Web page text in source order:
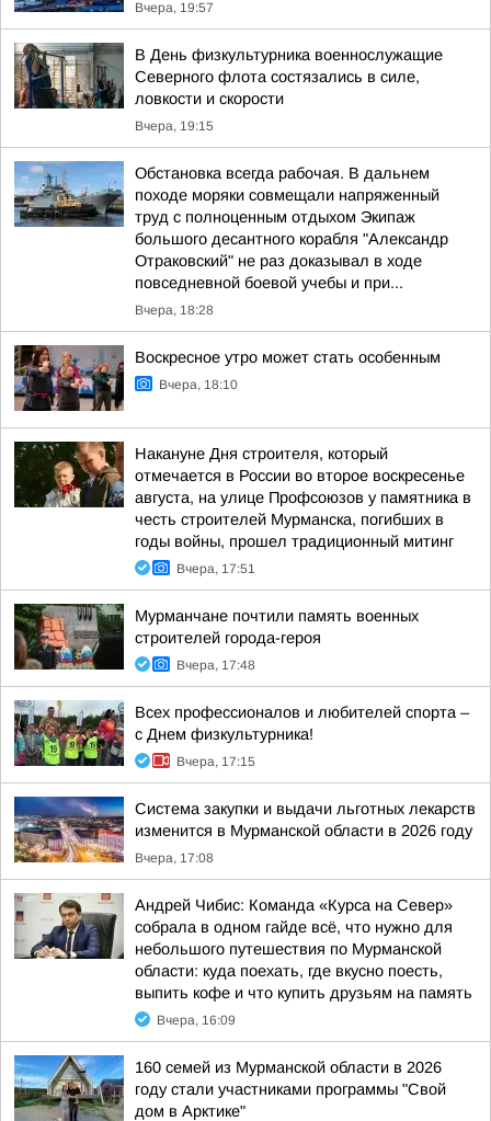
Вчера, 19:57
В День физкультурника военнослужащие
Северного флота состязались в силе,
ловкости и скорости
Вчера, 19:15
Обстановка всегда рабочая. В дальнем
походе моряки совмещали напряженный
труд с полноценным отдыхом Экипаж
большого десантного корабля "Александр
Отраковский" не раз доказывал в ходе
повседневной боевой учебы и при...
Вчера, 18:28
Воскресное утро может стать особенным
Вчера, 18:10
Накануне Дня строителя, который
отмечается в России во второе воскресенье
августа, на улице Профсоюзов у памятника в
честь строителей Мурманска, погибших в
годы войны, прошел традиционный митинг
Вчера, 17:51
Мурманчане почтили память военных
строителей города-героя
Вчера, 17:48
Всех профессионалов и любителей спорта –
с Днем физкультурника!
Вчера, 17:15
Система закупки и выдачи льготных лекарств
изменится в Мурманской области в 2026 году
Вчера, 17:08
Андрей Чибис: Команда «Курса на Север»
собрала в одном гайде всё, что нужно для
небольшого путешествия по Мурманской
области: куда поехать, где вкусно поесть,
выпить кофе и что купить друзьям на память
Вчера, 16:09
160 семей из Мурманской области в 2026
году стали участниками программы "Свой
дом в Арктике"